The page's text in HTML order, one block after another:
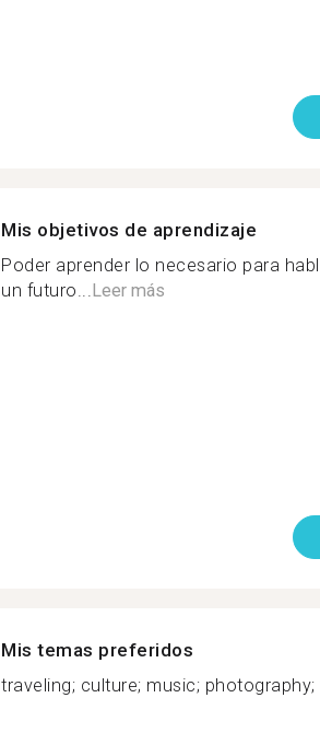
Mis objetivos de aprendizaje
Poder aprender lo necesario para
un futuro...Leer más
Mis temas preferidos
traveling; culture; music;